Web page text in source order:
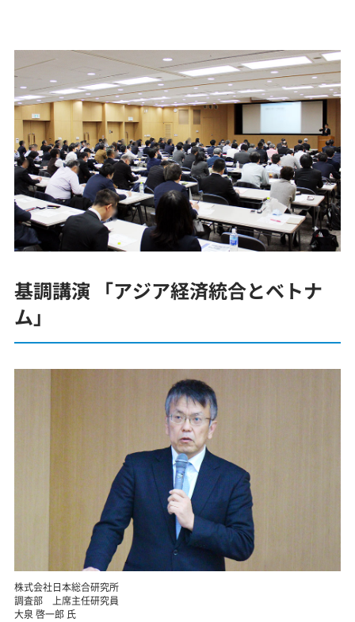
基調講演 「アジア経済統合とベトナ
ム」
株式会社日本総合研究所
調査部 上席主任研究員
大泉 啓一郎 氏